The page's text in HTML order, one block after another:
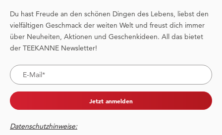
Du hast Freude an den schönen Dingen des Lebens, liebst den
vielfältigen Geschmack der weiten Welt und freust dich immer
über Neuheiten, Aktionen und Geschenkideen. All das bietet
der TEEKANNE Newsletter!
Jetzt anmelden
Datenschutzhinweise: